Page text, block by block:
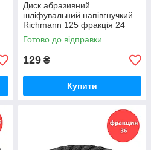
Диск абразивний
шліфувальний напівгнучкий
Richmann 125 фракція 24
(C4661)
Готово до відправки
129 ₴
Купити